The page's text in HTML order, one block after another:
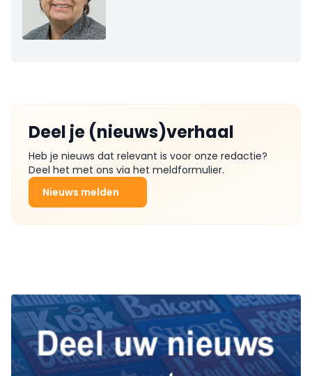
Deel je (nieuws)verhaal
Heb je nieuws dat relevant is voor onze redactie?
Deel het met ons via het meldformulier.
Nieuws melden